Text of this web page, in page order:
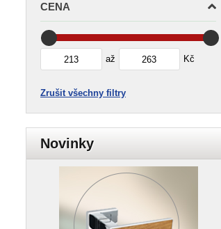
CENA
až Kč
Zrušit všechny filtry
Novinky